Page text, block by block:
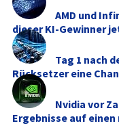
AMD und
dieser KI-Gewinner
Tag 1 nach
Rücksetzer eine
Nvidia vor
Ergebnisse auf